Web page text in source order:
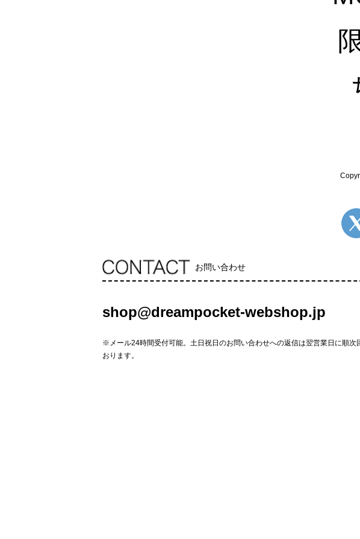
お問い合わせ
shop@dreampocket-webshop.jp
※メール24時間受付可能。土日祝日のお問い合わせへの返信は翌営業日に順次
おります。